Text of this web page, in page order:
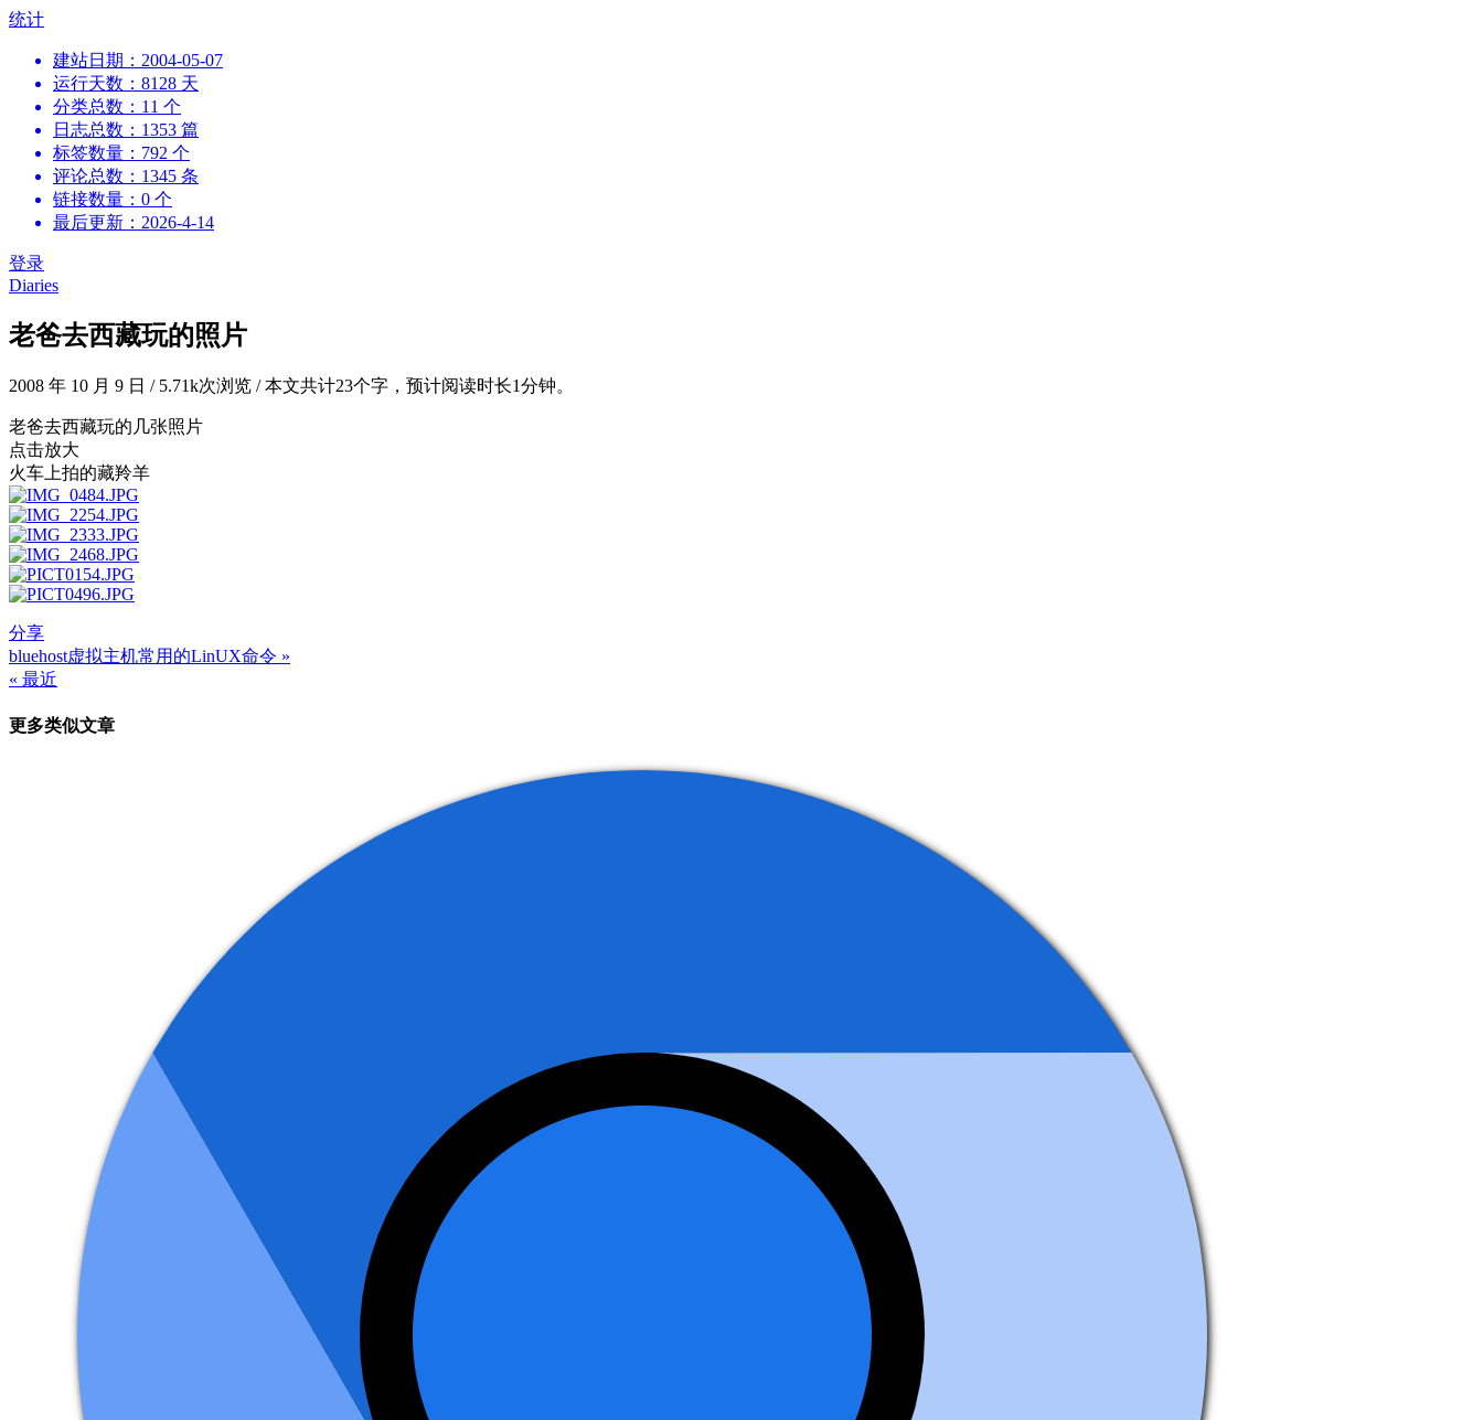
跳
统计
建站日期：2004-05-07
运行天数：8128 天
分类总数：11 个
日志总数：1353 篇
标签数量：792 个
评论总数：1345 条
链接数量：0 个
最后更新：2026-4-14
登录
Diaries
老爸去西藏玩的照片
2008 年 10 月 9 日 /5.71k次浏览 /本文共计23个字，预计阅读时长1分钟。
老爸去西藏玩的几张照片
点击放大
火车上拍的藏羚羊
分享
文
章
导
bluehost虚拟主机常用的LinUX命令 »
« 最近
更多类似文章